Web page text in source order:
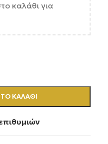
καλάθι για
ΚΑΛΆΘΙ